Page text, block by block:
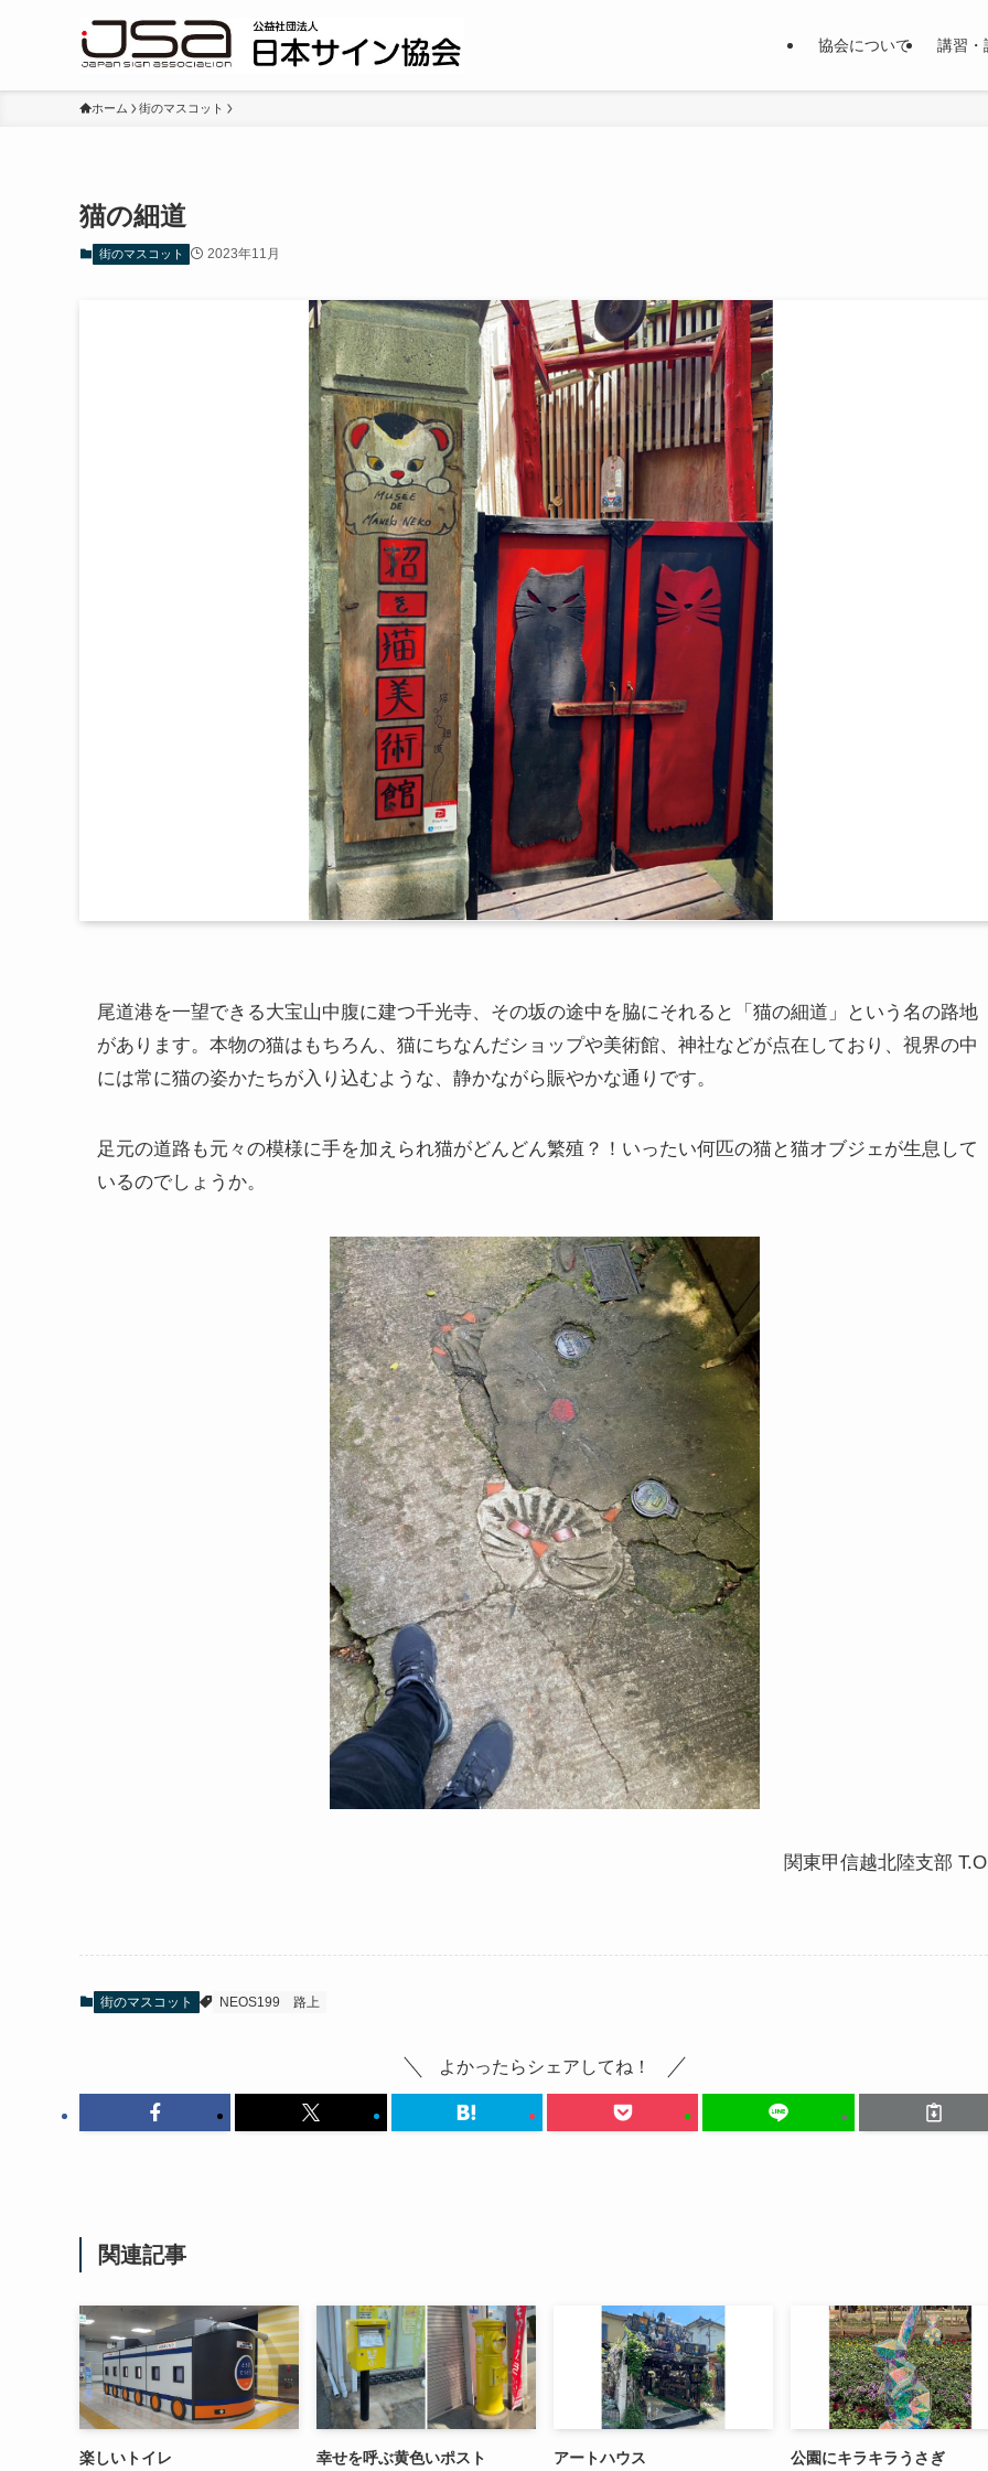
協会について 講習・
ホーム 街のマスコット
猫の細道
街のマスコット 2023年11月
尾道港を一望できる大宝山中腹に建つ千光寺、その坂の途中を脇にそれると「猫の細道」という名の路地
があります。本物の猫はもちろん、猫にちなんだショップや美術館、神社などが点在しており、視界の中
には常に猫の姿かたちが入り込むような、静かながら賑やかな通りです。
足元の道路も元々の模様に手を加えられ猫がどんどん繁殖？！いったい何匹の猫と猫オブジェが生息して
いるのでしょうか。
関東甲信越北陸支部
街のマスコット NEOS199 路上
よかったらシェアしてね！
関連記事
楽しいトイレ 幸せを呼ぶ黄色いポスト アートハウス 公園にキラキラうさぎ